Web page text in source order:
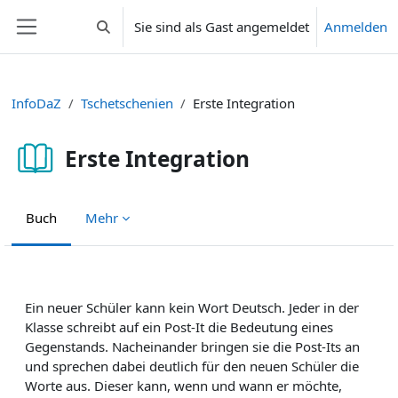
Website-ÜbersichtSucheingabe umschalten
Sie sind als Gast angemeldet Anmelden
InfoDaZ Tschetschenien Erste Integration
Erste Integration
Buch Mehr
Ein neuer Schüler kann kein Wort Deutsch. Jeder in der
Klasse schreibt auf ein Post-It die Bedeutung eines
Gegenstands. Nacheinander bringen sie die Post-Its an
und sprechen dabei deutlich für den neuen Schüler die
Worte aus. Dieser kann, wenn und wann er möchte,